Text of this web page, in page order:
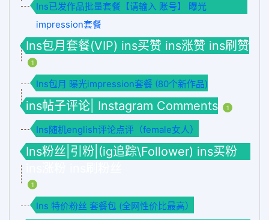
Ins已发作品批量套餐【请输入 账号】 曝光
impression套餐
Ins包月套餐(VIP) ins买赞 ins涨赞 ins刷赞
1
Ins包月 曝光impression套餐 (80个新作品)
ins帖子评论| Instagram Comments 1
Ins随机english评论点评（female女人）
Ins粉丝|引粉|(ig追踪\Follower) ins买粉
1
Ins 特价粉丝 套餐包 (全网性价比最高）